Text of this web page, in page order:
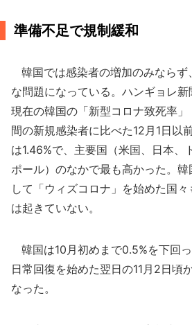
準備不足で規制緩和
韓国では感染者の増加のみならず
な問題になっている。ハンギョレ新
現在の韓国の「新型コロナ致死率」
間の新規感染者に比べた12月1日以
は1.46%で、主要国（米国、日本、
ポール）のなかで最も高かった。
して「ウィズコロナ」を始めた国
は起きていない。
韓国は10月初めまで0.5%を下回
日常回復を始めた翌日の11月2日頃
なった。